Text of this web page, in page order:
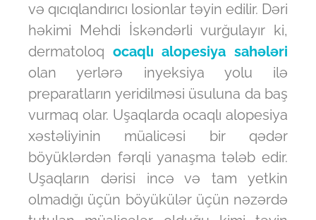
və qıcıqlandırıcı losionlar təyin edilir. Dəri
həkimi Mehdi İskəndərli vurğulayır ki,
dermatoloq ocaqlı alopesiya sahələri
olan yerlərə inyeksiya yolu ilə
preparatların yeridilməsi üsuluna da baş
vurmaq olar. Uşaqlarda ocaqlı alopesiya
xəstəliyinin müalicəsi bir qədər
böyüklərdən fərqli yanaşma tələb edir.
Uşaqların dərisi incə və tam yetkin
olmadığı üçün böyükülər üçün nəzərdə